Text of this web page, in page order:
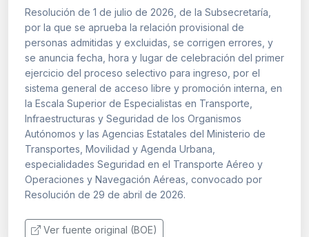
Resolución de 1 de julio de 2026, de la Subsecretaría,
por la que se aprueba la relación provisional de
personas admitidas y excluidas, se corrigen errores, y
se anuncia fecha, hora y lugar de celebración del primer
ejercicio del proceso selectivo para ingreso, por el
sistema general de acceso libre y promoción interna, en
la Escala Superior de Especialistas en Transporte,
Infraestructuras y Seguridad de los Organismos
Autónomos y las Agencias Estatales del Ministerio de
Transportes, Movilidad y Agenda Urbana,
especialidades Seguridad en el Transporte Aéreo y
Operaciones y Navegación Aéreas, convocado por
Resolución de 29 de abril de 2026.
Ver fuente original (BOE)